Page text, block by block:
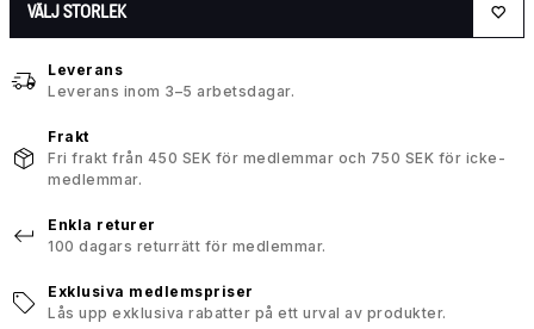
VÄLJ STORLEK
Leverans
Leverans inom 3–5 arbetsdagar.
Frakt
Fri frakt från 450 SEK för medlemmar och 750 SEK för icke-
medlemmar.
Enkla returer
100 dagars returrätt för medlemmar.
Exklusiva medlemspriser
Lås upp exklusiva rabatter på ett urval av produkter.